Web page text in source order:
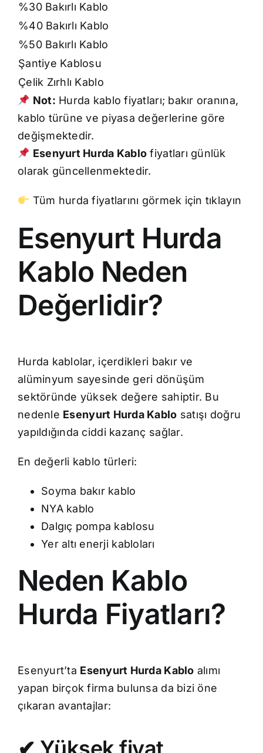
%30 Bakırlı Kablo
%40 Bakırlı Kablo
%50 Bakırlı Kablo
Şantiye Kablosu
Çelik Zırhlı Kablo
Not: Hurda kablo fiyatları; bakır oranına,
kablo türüne ve piyasa değerlerine göre
değişmektedir.
Esenyurt Hurda Kablo fiyatları günlük
olarak güncellenmektedir.
Tüm hurda fiyatlarını görmek için tıklayın
Esenyurt Hurda
Kablo Neden
Değerlidir?
Hurda kablolar, içerdikleri bakır ve
alüminyum sayesinde geri dönüşüm
sektöründe yüksek değere sahiptir. Bu
nedenle Esenyurt Hurda Kablo satışı doğru
yapıldığında ciddi kazanç sağlar.
En değerli kablo türleri:
Soyma bakır kablo
NYA kablo
Dalgıç pompa kablosu
Yer altı enerji kabloları
Neden Kablo
Hurda Fiyatları?
Esenyurt’ta Esenyurt Hurda Kablo alımı
yapan birçok firma bulunsa da bizi öne
çıkaran avantajlar: